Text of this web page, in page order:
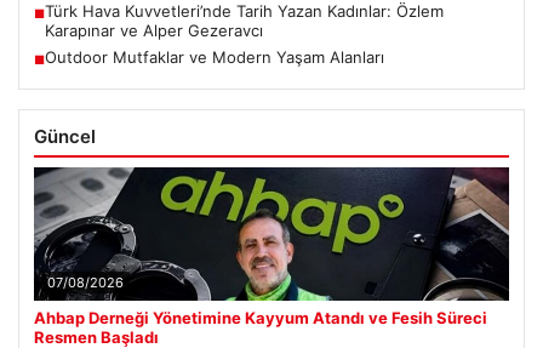
■Türk Hava Kuvvetleri’nde Tarih Yazan Kadınlar: Özlem
Karapınar ve Alper Gezeravcı
■Outdoor Mutfaklar ve Modern Yaşam Alanları
Güncel
07/08/2026
Ahbap Derneği Yönetimine Kayyum Atandı ve Fesih Süreci
Resmen Başladı